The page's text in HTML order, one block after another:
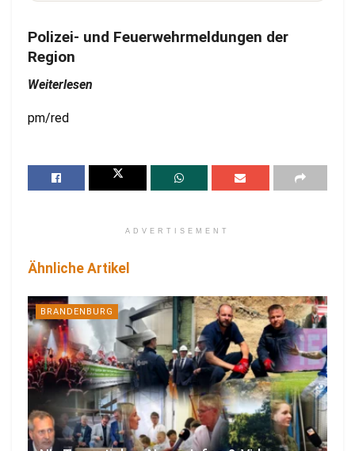
Polizei- und Feuerwehrmeldungen der
Region
Weiterlesen
pm/red
ADVERTISEMENT
Ähnliche Artikel
BRANDENBURG